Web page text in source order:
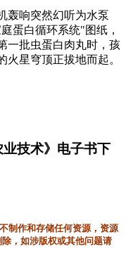
轰响突然幻听为水泵
蛋白循环系统"图纸，
一批虫蛋白肉丸时，孩
星穹顶正拔地而起。
业技术》电子书下
制作和存储任何资源，资源
，如涉版权或其他问题请